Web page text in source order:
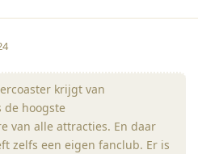
krijgt van
de hoogste
van alle attracties. En daar
zelfs een eigen fanclub. Er is